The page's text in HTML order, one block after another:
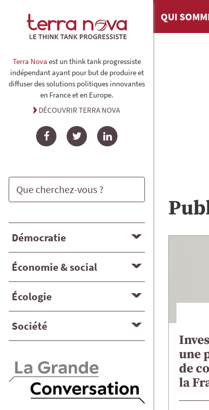
Terra Nova est un think tank progressiste
indépendant ayant pour but de produire et
diffuser des solutions politiques innovantes
en France et en Europe.
DÉCOUVRIR TERRA NOVA
FacebookTwitterLinkedIn
Démocratie
Économie & social
Écologie
Société
QUI
une
de
la